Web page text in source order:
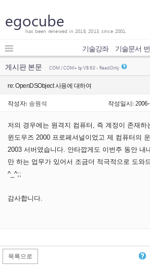
egocube
has been renewed in 2018, 2013, since 2001.
기술강좌 기술문서
게시판 본문 COM / COM+ by VB 6.0 - Read Only
re: OpenDSObject 사용에 대하여
작성자: 송원석 작성일시:
저의 경우에는 원격지 컴퓨터, 즉 계정이 존재하
윈도우즈 2000 프로페셔널이었고 제 컴퓨터의
2003 서버였습니다. 안타깝게도 이번주 동안 내
만 하는 업무가 있어서 조금더 적극적으로 도와
^_^;;
감사합니다.
목록으로